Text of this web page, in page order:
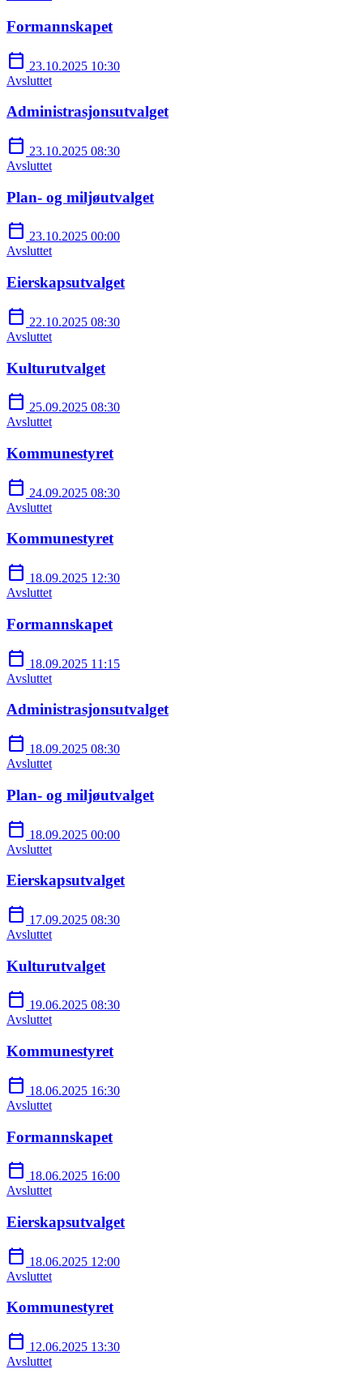
Formannskapet
calendar_today 23.10.2025 10:30
Avsluttet
Administrasjonsutvalget
calendar_today 23.10.2025 08:30
Avsluttet
Plan- og miljøutvalget
calendar_today 23.10.2025 00:00
Avsluttet
Eierskapsutvalget
calendar_today 22.10.2025 08:30
Avsluttet
Kulturutvalget
calendar_today 25.09.2025 08:30
Avsluttet
Kommunestyret
calendar_today 24.09.2025 08:30
Avsluttet
Kommunestyret
calendar_today 18.09.2025 12:30
Avsluttet
Formannskapet
calendar_today 18.09.2025 11:15
Avsluttet
Administrasjonsutvalget
calendar_today 18.09.2025 08:30
Avsluttet
Plan- og miljøutvalget
calendar_today 18.09.2025 00:00
Avsluttet
Eierskapsutvalget
calendar_today 17.09.2025 08:30
Avsluttet
Kulturutvalget
calendar_today 19.06.2025 08:30
Avsluttet
Kommunestyret
calendar_today 18.06.2025 16:30
Avsluttet
Formannskapet
calendar_today 18.06.2025 16:00
Avsluttet
Eierskapsutvalget
calendar_today 18.06.2025 12:00
Avsluttet
Kommunestyret
calendar_today 12.06.2025 13:30
Avsluttet